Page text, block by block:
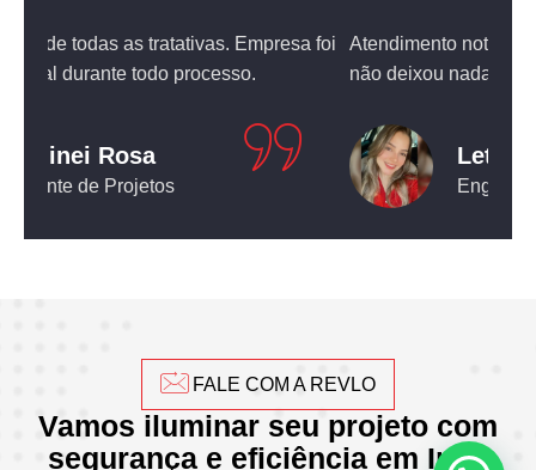
Atendimento nota dez! O equipamento que comprei
não deixou nada a desejar.
Leticia Pediconi
Engenheira Civil
FALE COM A REVLO
Vamos iluminar seu projeto com
segurança e eficiência em Ingá